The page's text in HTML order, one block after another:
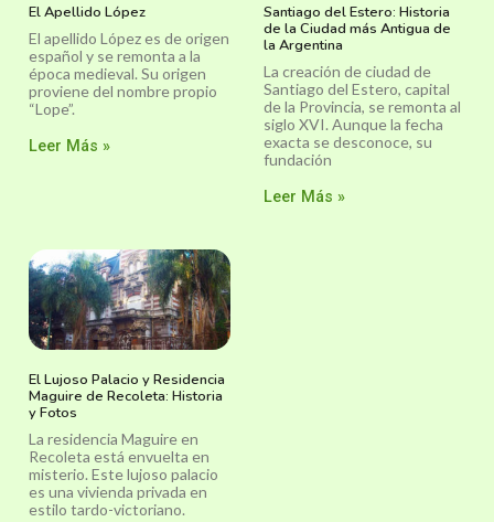
El Apellido López
El apellido López es de origen
español y se remonta a la
época medieval. Su origen
proviene del nombre propio
“Lope”.
Leer Más »
Santiago del Estero: Historia
de la Ciudad más Antigua de
la Argentina
La creación de ciudad de
Santiago del Estero, capital
de la Provincia, se remonta al
siglo XVI. Aunque la fecha
exacta se desconoce, su
fundación
Leer Más »
El Lujoso Palacio y Residencia
Maguire de Recoleta: Historia
y Fotos
La residencia Maguire en
Recoleta está envuelta en
misterio. Este lujoso palacio
es una vivienda privada en
estilo tardo-victoriano.